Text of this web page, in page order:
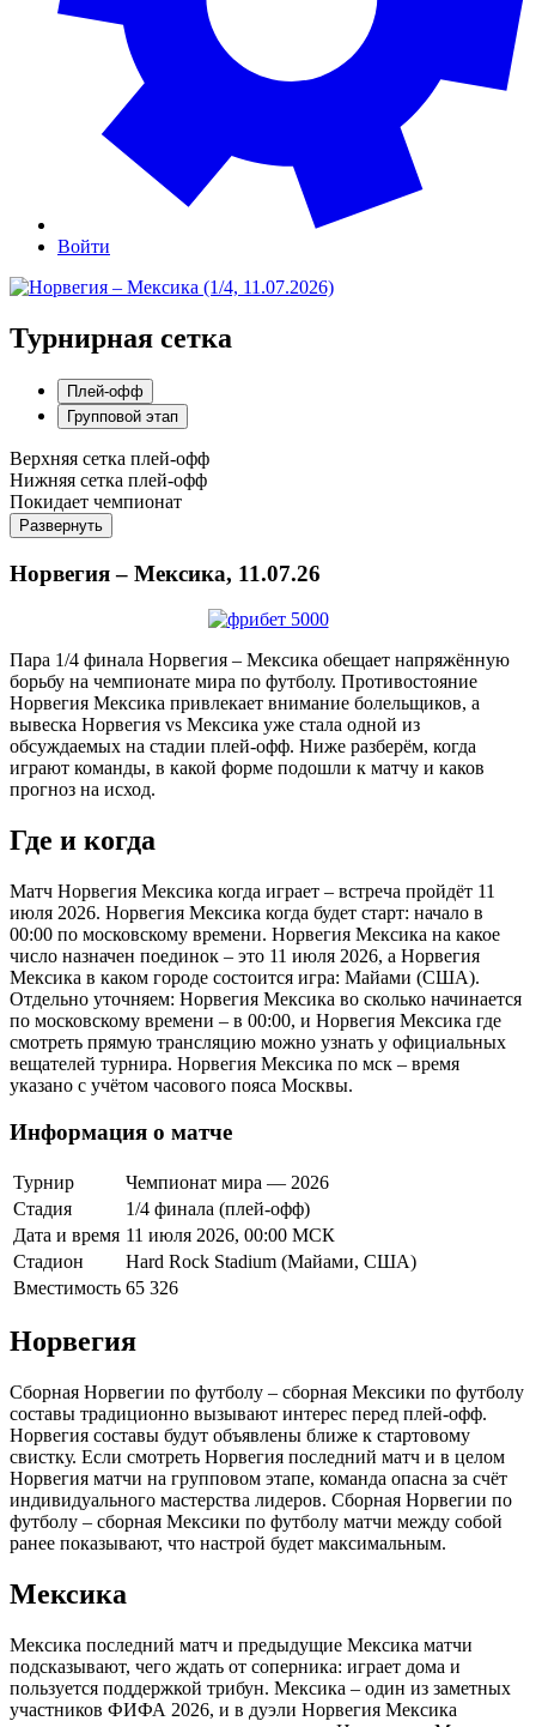
Войти
Турнирная сетка
Плей-офф
Групповой этап
Верхняя сетка плей-офф
Нижняя сетка плей-офф
Покидает чемпионат
Развернуть
Норвегия – Мексика, 11.07.26
Пара 1/4 финала Норвегия – Мексика обещает напряжённую
борьбу на чемпионате мира по футболу. Противостояние
Норвегия Мексика привлекает внимание болельщиков, а
вывеска Норвегия vs Мексика уже стала одной из
обсуждаемых на стадии плей-офф. Ниже разберём, когда
играют команды, в какой форме подошли к матчу и каков
прогноз на исход.
Где и когда
Матч Норвегия Мексика когда играет – встреча пройдёт 11
июля 2026. Норвегия Мексика когда будет старт: начало в
00:00 по московскому времени. Норвегия Мексика на какое
число назначен поединок – это 11 июля 2026, а Норвегия
Мексика в каком городе состоится игра: Майами (США).
Отдельно уточняем: Норвегия Мексика во сколько начинается
по московскому времени – в 00:00, и Норвегия Мексика где
смотреть прямую трансляцию можно узнать у официальных
вещателей турнира. Норвегия Мексика по мск – время
указано с учётом часового пояса Москвы.
Информация о матче
Турнир
Чемпионат мира — 2026
Стадия
1/4 финала (плей-офф)
Дата и время 11 июля 2026, 00:00 МСК
Стадион
Hard Rock Stadium (Майами, США)
Вместимость 65 326
Норвегия
Сборная Норвегии по футболу – сборная Мексики по футболу
составы традиционно вызывают интерес перед плей-офф.
Норвегия составы будут объявлены ближе к стартовому
свистку. Если смотреть Норвегия последний матч и в целом
Норвегия матчи на групповом этапе, команда опасна за счёт
индивидуального мастерства лидеров. Сборная Норвегии по
футболу – сборная Мексики по футболу матчи между собой
ранее показывают, что настрой будет максимальным.
Мексика
Мексика последний матч и предыдущие Мексика матчи
подсказывают, чего ждать от соперника: играет дома и
пользуется поддержкой трибун. Мексика – один из заметных
участников ФИФА 2026, и в дуэли Норвегия Мексика